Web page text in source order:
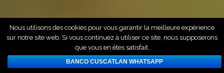
Nous utilisons des cookies pour vous garantir la meilleure expérience
sur notre site web. Si vous continuez à utiliser ce site, nous supposerons
que vous en êtes satisfait.
BANCO CUSCATLAN WHATSAPP